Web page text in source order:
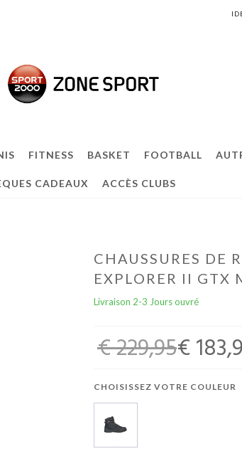
FITNESS BASKET FOOTBALL
CADEAUX ACCÈS CLUBS
CHAUSSURES DE
EXPLORER II GTX
Livraison 2-3 Jours ouvré
€ 229,95€
CHOISISSEZ VOTRE COULEUR